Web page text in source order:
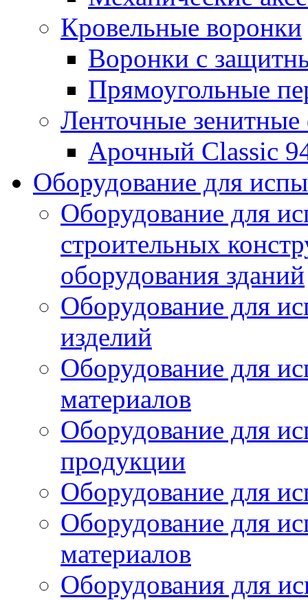
Кровельные воронки
Воронки с
Прямоугольные
Ленточные
Арочный Classic
Оборудование для
Оборудование для
строительных
оборудования зданий
Оборудование для
изделий
Оборудование для
материалов
Оборудование для
продукции
Оборудование для
Оборудование для
материалов
Оборудования для